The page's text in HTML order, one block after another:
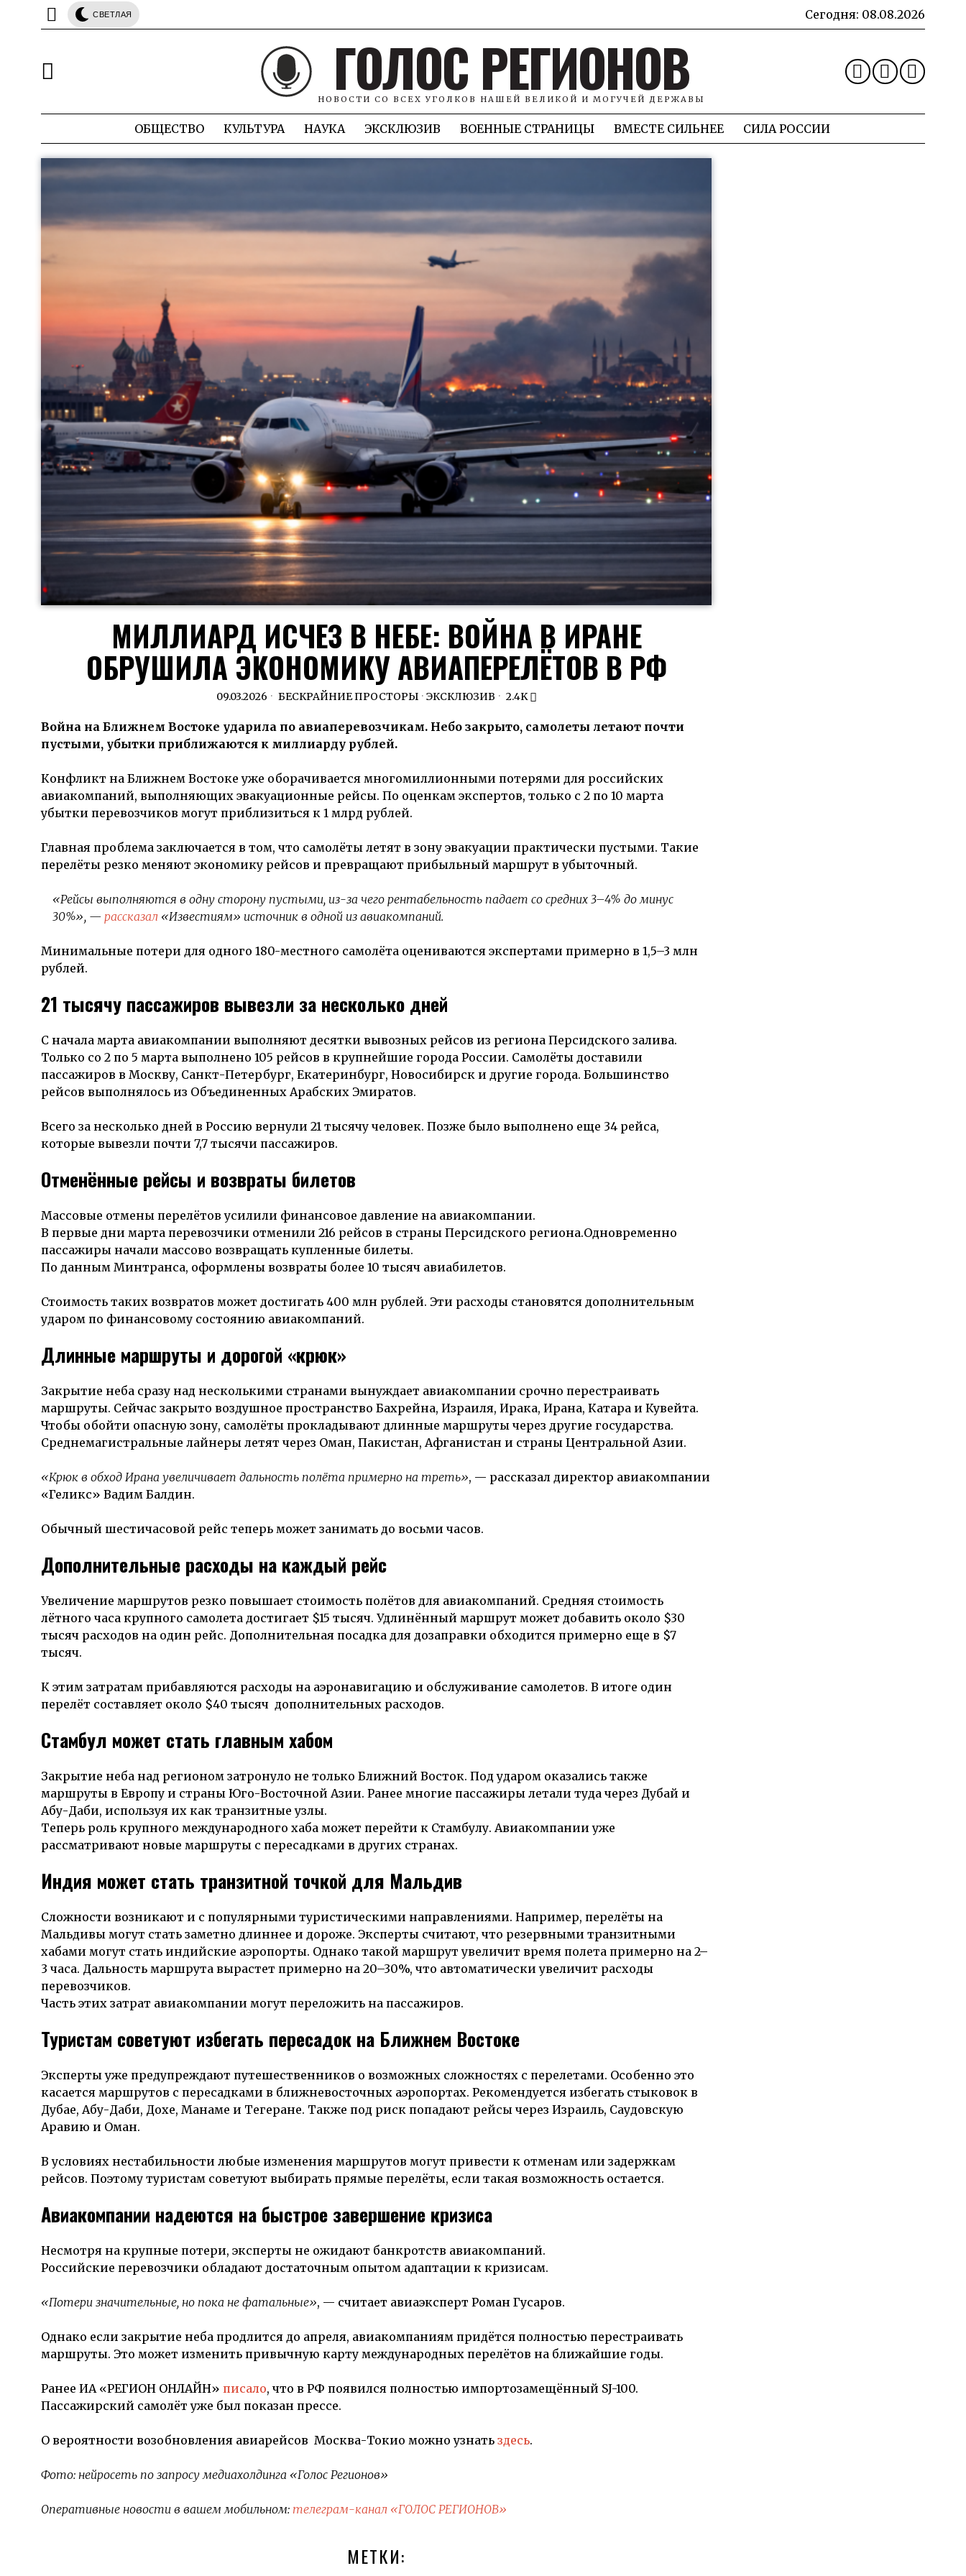
СВЕТЛАЯ Сегодня: 08.08.2026
ГОЛОС РЕГИОНОВ
НОВОСТИ СО ВСЕХ УГОЛКОВ НАШЕЙ ВЕЛИКОЙ И МОГУЧЕЙ ДЕРЖАВЫ
ОБЩЕСТВО КУЛЬТУРА НАУКА ЭКСКЛЮЗИВ ВОЕННЫЕ СТРАНИЦЫ ВМЕСТЕ СИЛЬНЕЕ СИЛА РОССИИ
МИЛЛИАРД ИСЧЕЗ В НЕБЕ: ВОЙНА В ИРАНЕ
ОБРУШИЛА ЭКОНОМИКУ АВИАПЕРЕЛЁТОВ В РФ
09.03.2026 БЕСКРАЙНИЕ ПРОСТОРЫ · ЭКСКЛЮЗИВ 2.4K
Война на Ближнем Востоке ударила по авиаперевозчикам. Небо закрыто, самолеты летают почти
пустыми, убытки приближаются к миллиарду рублей.
Конфликт на Ближнем Востоке уже оборачивается многомиллионными потерями для российских
авиакомпаний, выполняющих эвакуационные рейсы. По оценкам экспертов, только с 2 по 10 марта
убытки перевозчиков могут приблизиться к 1 млрд рублей.
Главная проблема заключается в том, что самолёты летят в зону эвакуации практически пустыми. Такие
перелёты резко меняют экономику рейсов и превращают прибыльный маршрут в убыточный.
«Рейсы выполняются в одну сторону пустыми, из-за чего рентабельность падает со средних 3–4% до минус
30%», — рассказал «Известиям» источник в одной из авиакомпаний.
Минимальные потери для одного 180-местного самолёта оцениваются экспертами примерно в 1,5–3 млн
рублей.
21 тысячу пассажиров вывезли за несколько дней
С начала марта авиакомпании выполняют десятки вывозных рейсов из региона Персидского залива.
Только со 2 по 5 марта выполнено 105 рейсов в крупнейшие города России. Самолёты доставили
пассажиров в Москву, Санкт-Петербург, Екатеринбург, Новосибирск и другие города. Большинство
рейсов выполнялось из Объединенных Арабских Эмиратов.
Всего за несколько дней в Россию вернули 21 тысячу человек. Позже было выполнено еще 34 рейса,
которые вывезли почти 7,7 тысячи пассажиров.
Отменённые рейсы и возвраты билетов
Массовые отмены перелётов усилили финансовое давление на авиакомпании.
В первые дни марта перевозчики отменили 216 рейсов в страны Персидского региона.Одновременно
пассажиры начали массово возвращать купленные билеты.
По данным Минтранса, оформлены возвраты более 10 тысяч авиабилетов.
Стоимость таких возвратов может достигать 400 млн рублей. Эти расходы становятся дополнительным
ударом по финансовому состоянию авиакомпаний.
Длинные маршруты и дорогой «крюк»
Закрытие неба сразу над несколькими странами вынуждает авиакомпании срочно перестраивать
маршруты. Сейчас закрыто воздушное пространство Бахрейна, Израиля, Ирака, Ирана, Катара и Кувейта.
Чтобы обойти опасную зону, самолёты прокладывают длинные маршруты через другие государства.
Среднемагистральные лайнеры летят через Оман, Пакистан, Афганистан и страны Центральной Азии.
«Крюк в обход Ирана увеличивает дальность полёта примерно на треть», — рассказал директор авиакомпании
«Геликс» Вадим Балдин.
Обычный шестичасовой рейс теперь может занимать до восьми часов.
Дополнительные расходы на каждый рейс
Увеличение маршрутов резко повышает стоимость полётов для авиакомпаний. Средняя стоимость
лётного часа крупного самолета достигает $15 тысяч. Удлинённый маршрут может добавить около $30
тысяч расходов на один рейс. Дополнительная посадка для дозаправки обходится примерно еще в $7
тысяч.
К этим затратам прибавляются расходы на аэронавигацию и обслуживание самолетов. В итоге один
перелёт составляет около $40 тысяч дополнительных расходов.
Стамбул может стать главным хабом
Закрытие неба над регионом затронуло не только Ближний Восток. Под ударом оказались также
маршруты в Европу и страны Юго-Восточной Азии. Ранее многие пассажиры летали туда через Дубай и
Абу-Даби, используя их как транзитные узлы.
Теперь роль крупного международного хаба может перейти к Стамбулу. Авиакомпании уже
рассматривают новые маршруты с пересадками в других странах.
Индия может стать транзитной точкой для Мальдив
Сложности возникают и с популярными туристическими направлениями. Например, перелёты на
Мальдивы могут стать заметно длиннее и дороже. Эксперты считают, что резервными транзитными
хабами могут стать индийские аэропорты. Однако такой маршрут увеличит время полета примерно на 2–
3 часа. Дальность маршрута вырастет примерно на 20–30%, что автоматически увеличит расходы
перевозчиков.
Часть этих затрат авиакомпании могут переложить на пассажиров.
Туристам советуют избегать пересадок на Ближнем Востоке
Эксперты уже предупреждают путешественников о возможных сложностях с перелетами. Особенно это
касается маршрутов с пересадками в ближневосточных аэропортах. Рекомендуется избегать стыковок в
Дубае, Абу-Даби, Дохе, Манаме и Тегеране. Также под риск попадают рейсы через Израиль, Саудовскую
Аравию и Оман.
В условиях нестабильности любые изменения маршрутов могут привести к отменам или задержкам
рейсов. Поэтому туристам советуют выбирать прямые перелёты, если такая возможность остается.
Авиакомпании надеются на быстрое завершение кризиса
Несмотря на крупные потери, эксперты не ожидают банкротств авиакомпаний.
Российские перевозчики обладают достаточным опытом адаптации к кризисам.
«Потери значительные, но пока не фатальные», — считает авиаэксперт Роман Гусаров.
Однако если закрытие неба продлится до апреля, авиакомпаниям придётся полностью перестраивать
маршруты. Это может изменить привычную карту международных перелётов на ближайшие годы.
Ранее ИА «РЕГИОН ОНЛАЙН» писало, что в РФ появился полностью импортозамещённый SJ-100.
Пассажирский самолёт уже был показан прессе.
О вероятности возобновления авиарейсов Москва-Токио можно узнать здесь.
Фото: нейросеть по запросу медиахолдинга «Голос Регионов»
Оперативные новости в вашем мобильном: телеграм-канал «ГОЛОС РЕГИОНОВ»
МЕТКИ: